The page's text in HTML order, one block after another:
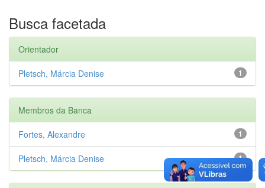
Busca facetada
Orientador
1
Pletsch, Márcia Denise
Membros da Banca
1
Fortes, Alexandre
1
Pletsch, Márcia Denise